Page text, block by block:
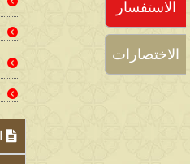
الاستفسار
الاختصارات